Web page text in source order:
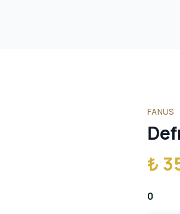
FANUS
₺
0